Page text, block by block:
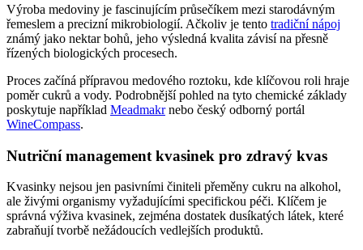
Výroba medoviny je fascinujícím průsečíkem mezi starodávným
řemeslem a precizní mikrobiologií. Ačkoliv je tento tradiční nápoj
známý jako nektar bohů, jeho výsledná kvalita závisí na přesně
řízených biologických procesech.
Proces začíná přípravou medového roztoku, kde klíčovou roli hraje
poměr cukrů a vody. Podrobnější pohled na tyto chemické základy
poskytuje například Meadmakrnebo český odborný portál
WineCompass.
Nutriční management kvasinek pro zdravý kvas
Kvasinky nejsou jen pasivními činiteli přeměny cukru na alkohol,
ale živými organismy vyžadujícími specifickou péči. Klíčem je
správná výživa kvasinek, zejména dostatek dusíkatých látek, které
zabraňují tvorbě nežádoucích vedlejších produktů.